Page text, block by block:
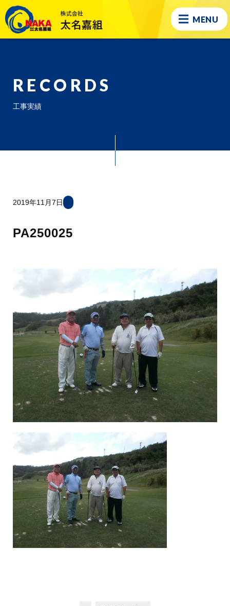
MENU
RECORDS
工事実績
2019年11月7日
PA250025